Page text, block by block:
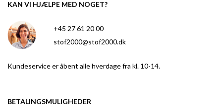
KAN VI HJÆLPE MED NOGET?
+45 27 61 20 00
stof2000@stof2000.dk
Kundeservice er åbent alle hverdage fra kl. 10-14.
BETALINGSMULIGHEDER